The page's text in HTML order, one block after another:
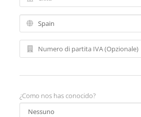
¿Como nos has conocido?